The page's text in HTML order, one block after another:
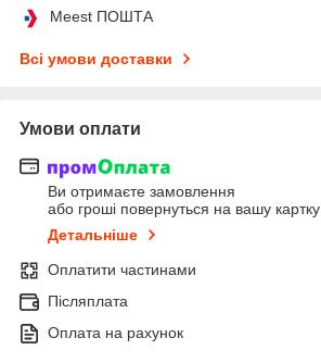
Meest ПОШТА
Всі умови доставки
Умови оплати
Ви отримаєте замовлення
або гроші повернуться на вашу картку
Детальніше
Оплатити частинами
Післяплата
Оплата на рахунок